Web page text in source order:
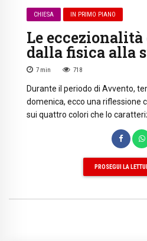
CHIESA IN PRIMO PIANO
Le
dalla fisica alla
7 min 718
Durante il periodo di Avvento,
domenica, ecco una riflessione
sui quattro colori che lo
PROSEGUI LA